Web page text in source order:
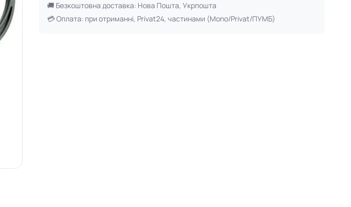
🚚 Безкоштовна доставка: Нова Пошта, Укрпошта
💳 Оплата: при отриманні, Privat24, частинами (Mono/Privat/ПУМБ)